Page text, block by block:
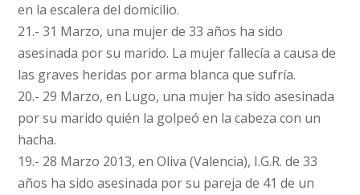
en la escalera del domicilio.
21.- 31 Marzo, una mujer de 33 años ha sido
asesinada por su marido. La mujer fallecía a causa de
las graves heridas por arma blanca que sufría.
20.- 29 Marzo, en Lugo, una mujer ha sido asesinada
por su marido quién la golpeó en la cabeza con un
hacha.
19.- 28 Marzo 2013, en Oliva (Valencia), I.G.R. de 33
años ha sido asesinada por su pareja de 41 de un